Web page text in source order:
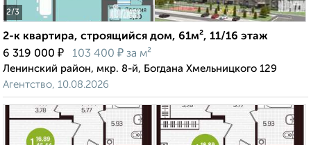
2/3
2-к квартира, строящийся дом, 61м², 11/16 этаж
6 319 000 ₽ 103 400 ₽ за м²
Ленинский район, мкр. 8-й, Богдана Хмельницкого 129
Агентство, 10.08.2026